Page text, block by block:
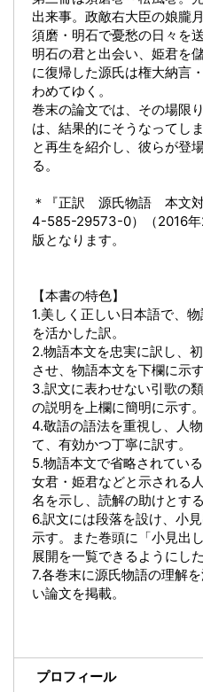
出来事。政敵右大臣の娘朧
須磨・明石で憂愁の日々を
明石の君と出会い、姫君を
に復帰した源氏は権大納言
わめてゆく。
巻末の論文では、その場限
は、結果的にそうなってし
と再生を紹介し、彼らが登
る。
＊『正訳 源氏物語 本文
4-585-29573-0）（2016年
版となります。
【本書の特色】
1.美しく正しい日本語で、
を活かした訳。
2.物語本文を忠実に訳し、
させ、物語本文を下欄に示
3.訳文に表わせない引歌の
の説明を上欄に簡明に示す。
4.敬語の語法を重視し、人
て、有効かつ丁寧に訳す。
5.物語本文で省略されてい
女君・姫君などと示される
名を示し、読解の助けとする
6.訳文には段落を設け、小
示す。また巻頭に「小見出
展開を一覧できるようにした
7.各巻末に源氏物語の理解
い論文を掲載。
プロフィール